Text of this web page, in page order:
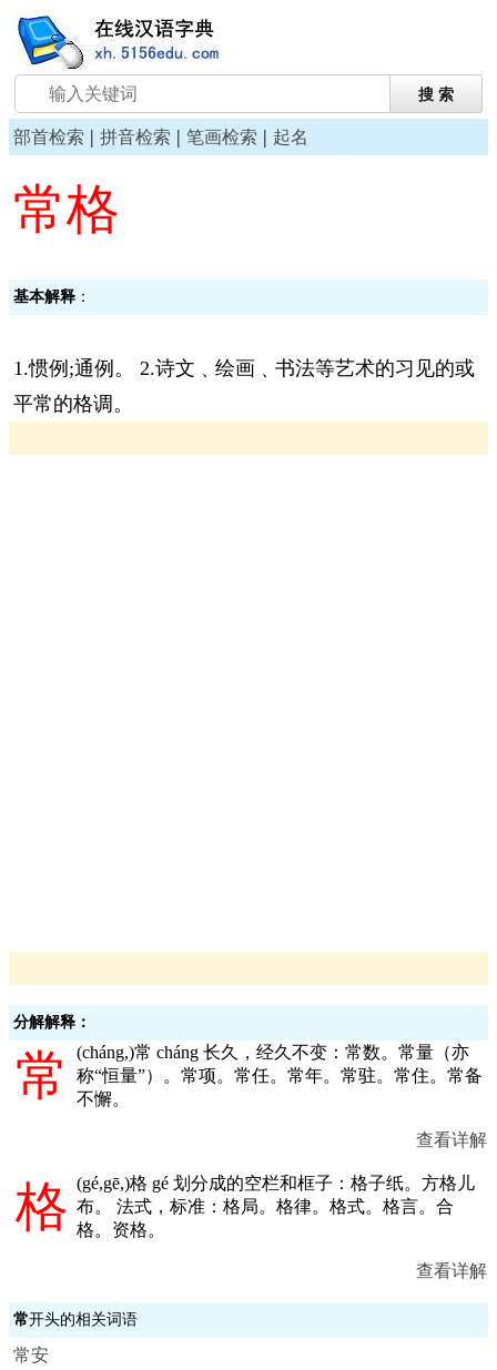
部首检索 | 拼音检索 | 笔画检索 | 起名
常格
基本解释 ：
1.惯例;通例。 2.诗文﹑绘画﹑书法等艺术的习见的或
平常的格调。
分解解释：
常 (cháng,)常 cháng 长久，经久不变：常数。常量（亦
称“恒量”）。常项。常任。常年。常驻。常住。常备
不懈。
查看详解
格 (gé,gē,)格 gé 划分成的空栏和框子：格子纸。方格儿
布。 法式，标准：格局。格律。格式。格言。合
格。资格。
查看详解
常开头的相关词语
常安